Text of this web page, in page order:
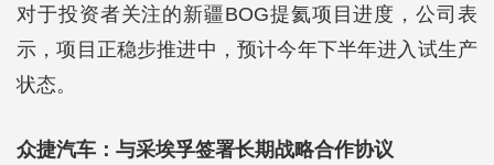
对于投资者关注的新疆BOG提氦项目进度，公司表
示，项目正稳步推进中，预计今年下半年进入试生产
状态。
众捷汽车：与采埃孚签署长期战略合作协议